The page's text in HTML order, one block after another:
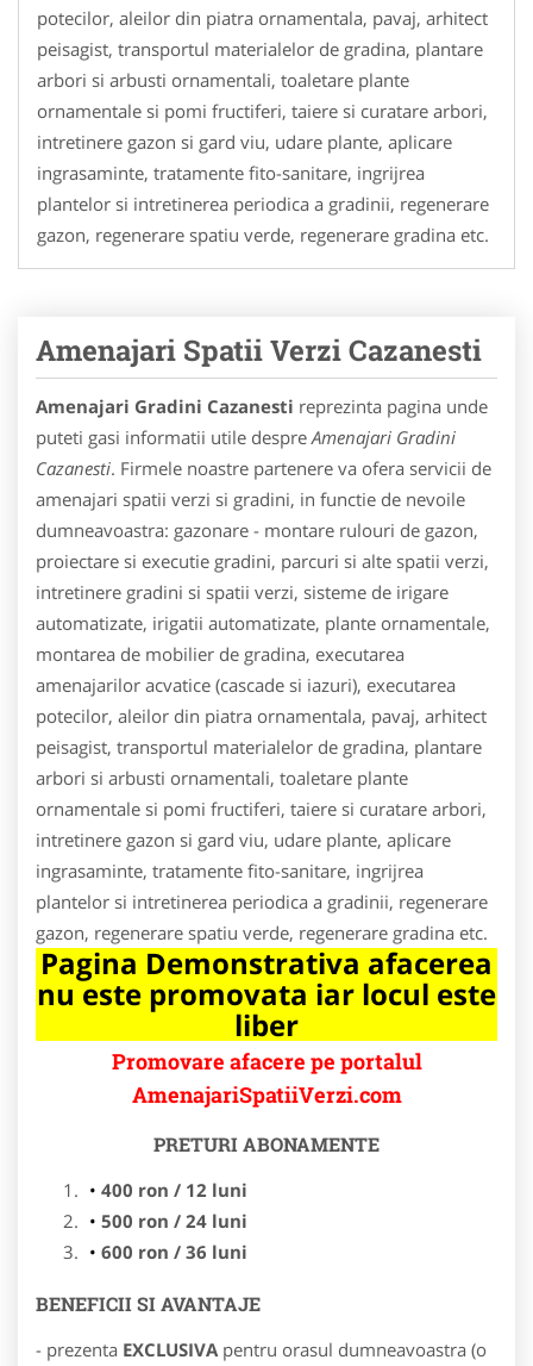
potecilor, aleilor din piatra ornamentala, pavaj, arhitect
peisagist, transportul materialelor de gradina, plantare
arbori si arbusti ornamentali, toaletare plante
ornamentale si pomi fructiferi, taiere si curatare arbori,
intretinere gazon si gard viu, udare plante, aplicare
ingrasaminte, tratamente fito-sanitare, ingrijrea
plantelor si intretinerea periodica a gradinii, regenerare
gazon, regenerare spatiu verde, regenerare gradina etc.
Amenajari Spatii Verzi Cazanesti
Amenajari Gradini Cazanesti reprezinta pagina unde
puteti gasi informatii utile despre Amenajari Gradini
Cazanesti. Firmele noastre partenere va ofera servicii de
amenajari spatii verzi si gradini, in functie de nevoile
dumneavoastra: gazonare - montare rulouri de gazon,
proiectare si executie gradini, parcuri si alte spatii verzi,
intretinere gradini si spatii verzi, sisteme de irigare
automatizate, irigatii automatizate, plante ornamentale,
montarea de mobilier de gradina, executarea
amenajarilor acvatice (cascade si iazuri), executarea
potecilor, aleilor din piatra ornamentala, pavaj, arhitect
peisagist, transportul materialelor de gradina, plantare
arbori si arbusti ornamentali, toaletare plante
ornamentale si pomi fructiferi, taiere si curatare arbori,
intretinere gazon si gard viu, udare plante, aplicare
ingrasaminte, tratamente fito-sanitare, ingrijrea
plantelor si intretinerea periodica a gradinii, regenerare
gazon, regenerare spatiu verde, regenerare gradina etc.
Pagina Demonstrativa afacerea
nu este promovata iar locul este
liber
Promovare afacere pe portalul
AmenajariSpatiiVerzi.com
PRETURI ABONAMENTE
400 ron / 12 luni
500 ron / 24 luni
600 ron / 36 luni
BENEFICII SI AVANTAJE
- prezenta EXCLUSIVA pentru orasul dumneavoastra (o